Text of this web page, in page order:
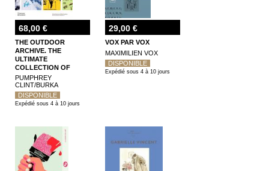
68,00 €
THE OUTDOOR
ARCHIVE. THE
ULTIMATE
COLLECTION OF
ADVENTURE &
SPORTING GRAPHICS
PUMPHREY
CLINT/BURKA
DISPONIBLE
Expédié sous 4 à 10 jours
29,00 €
VOX PAR VOX
MAXIMILIEN VOX
DISPONIBLE
Expédié sous 4 à 10 jours